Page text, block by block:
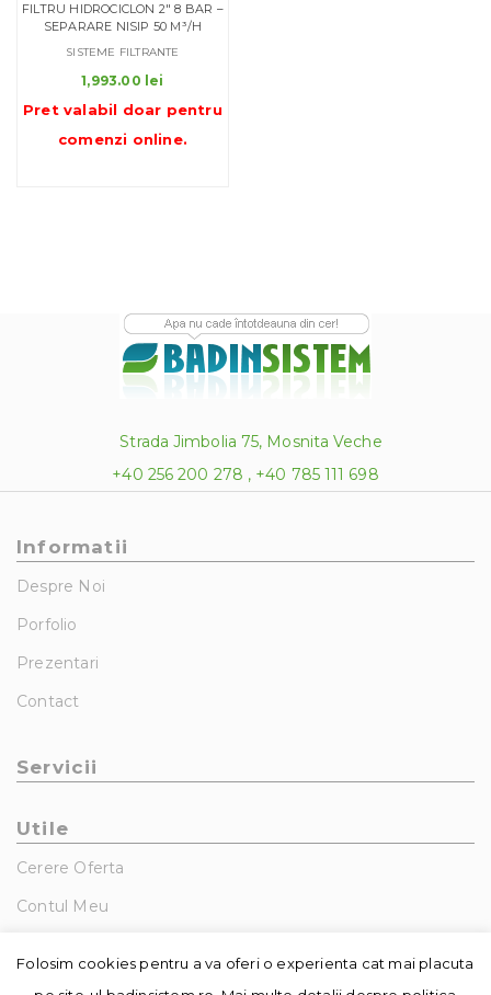
FILTRU HIDROCICLON 2″ 8 BAR –
SEPARARE NISIP 50 M³/H
SISTEME FILTRANTE
1,993.00 lei
Pret valabil doar pentru
comenzi online.
Strada Jimbolia 75, Mosnita Veche
+40 256 200 278 , +40 785 111 698
Informatii
Despre Noi
Porfolio
Prezentari
Contact
Servicii
Utile
Cerere Oferta
Contul Meu
Folosim cookies pentru a va oferi o experienta cat mai placuta